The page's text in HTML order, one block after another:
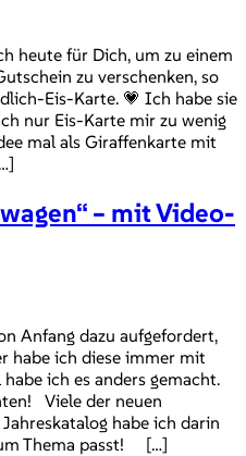
heute für Dich, um zu einem
zu verschenken, so
Eis-Karte. 💗 Ich habe sie
nur Eis-Karte mir zu wenig
mal als Giraffenkarte mit
– mit Video-
Anfang dazu aufgefordert,
habe ich diese immer mit
ich es anders gemacht.
Viele der neuen
habe ich darin
Thema passt! […]